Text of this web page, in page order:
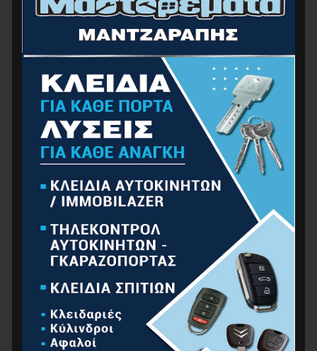
BORMANN Pro BHT4555 Διαμαντοκορώνα Υγρής
Κοπής Φ22 X450 1/2 BSP
39.00€